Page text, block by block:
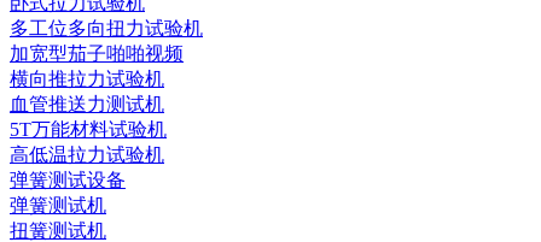
多工位多向扭力试验机
加宽型茄子啪啪视频
横向推拉力试验机
血管推送力测试机
5T万能材料试验机
高低温拉力试验机
弹簧测试设备
弹簧测试机
扭簧测试机